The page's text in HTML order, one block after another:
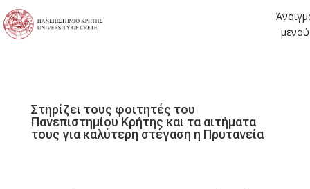
μενού
Στηρίζει τους φοιτητές του
Πανεπιστημίου Κρήτης και τα αιτήματα
τους για καλύτερη στέγαση η Πρυτανεία